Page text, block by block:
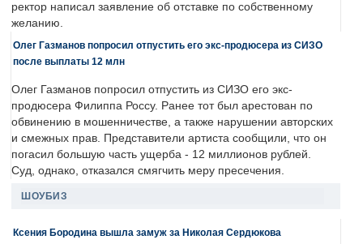
ректор написал заявление об отставке по собственному
желанию.
Олег Газманов попросил отпустить его экс-продюсера из СИЗО
после выплаты 12 млн
Олег Газманов попросил отпустить из СИЗО его экс-
продюсера Филиппа Россу. Ранее тот был арестован по
обвинению в мошенничестве, а также нарушении авторских
и смежных прав. Представители артиста сообщили, что он
погасил большую часть ущерба - 12 миллионов рублей.
Суд, однако, отказался смягчить меру пресечения.
ШОУБИЗ
Ксения Бородина вышла замуж за Николая Сердюкова